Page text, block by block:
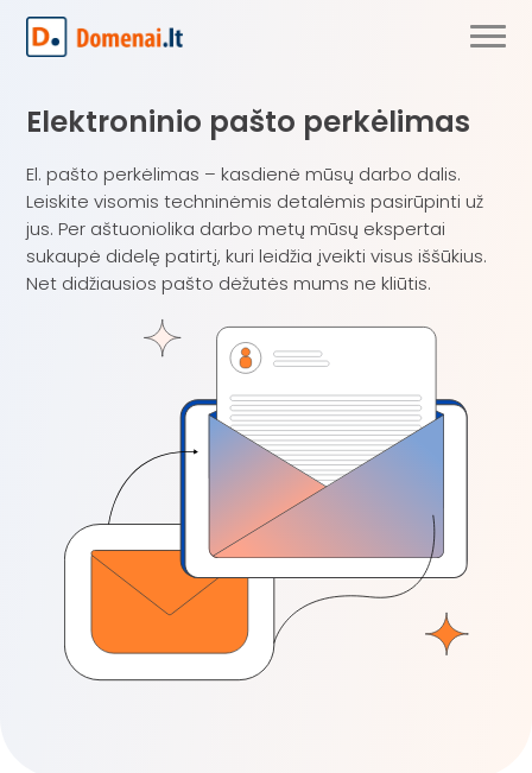
Elektroninio pašto perkėlimas
El. pašto perkėlimas – kasdienė mūsų darbo dalis.
Leiskite visomis techninėmis detalėmis pasirūpinti už
jus. Per aštuoniolika darbo metų mūsų ekspertai
sukaupė didelę patirtį, kuri leidžia įveikti visus iššūkius.
Net didžiausios pašto dėžutės mums ne kliūtis.